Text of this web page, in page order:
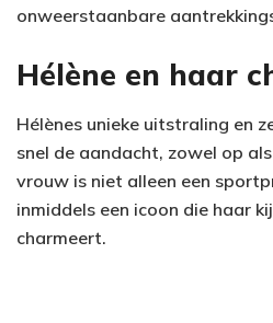
onweerstaanbare
Hélène en haar
Hélènes unieke uitstraling en
snel de aandacht, zowel op
vrouw is niet alleen een
inmiddels een icoon die haar
charmeert.